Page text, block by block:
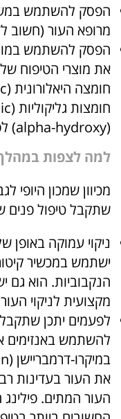
הפסק להשתמש
מרופא העור (חשוב
הפסק להשתמש
את מוצרי הטיפוח
(alpha-hydroxy) לפילינג.
למה לצפות
מכיוון שמכון היופי
שתקבל טיפול פנים
ניקוי עמוקה
ישתמש במכשיר
הנקבוביות. הוא גם
מקצועית לניקוי העור
לפעמים יתכן
להשתמש באנזימים
את העור בעדינות
העור המתים.